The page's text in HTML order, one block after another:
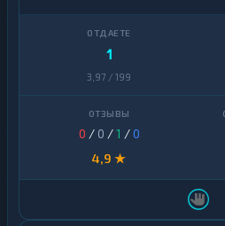
1
3,97 / 199
0 / 0 /1 /0
4,9 ★